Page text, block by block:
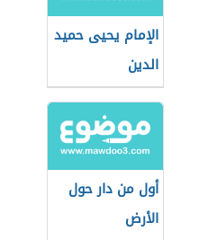
الإمام يحيى حميد
الدين
أول من دار حول
الأرض